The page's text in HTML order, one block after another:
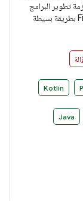
تطوير البرامج
(SDK) لمنصة Firebase الوصول إلى خدمات Firebase بطريقة بسيطة
Kotlin
Java